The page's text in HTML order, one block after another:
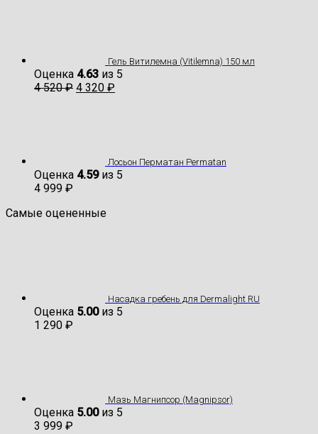
Гель Витилемна (Vitilemna) 150 мл
Оценка 4.63 из 5
4 520₽ 4 320 ₽
Лосьон Перматан Permatan
Оценка 4.59из 5
4 999 ₽
Самые оцененные
Насадка гребень для Dermalight RU
Оценка 5.00из 5
1 290 ₽
Мазь Магнипсор (Magnipsor)
Оценка 5.00из 5
3 999 ₽